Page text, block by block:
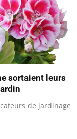
sortaient leurs
de jardinage